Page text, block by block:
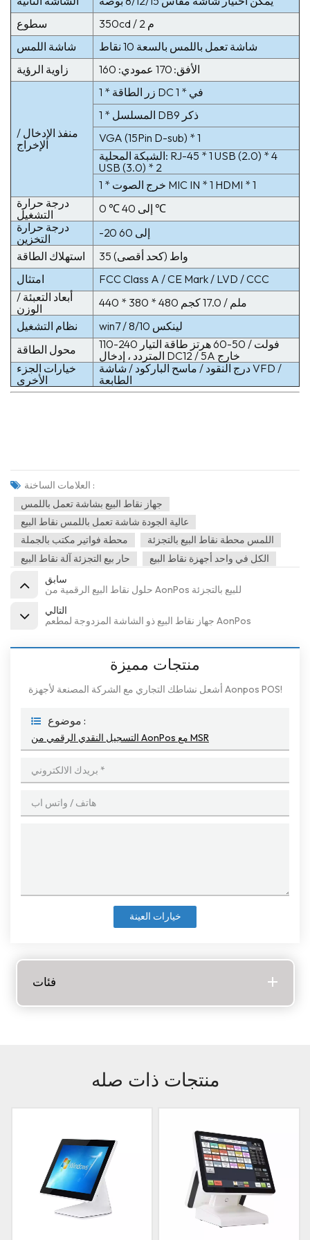
سطوع
350cd / م 2
شاشة اللمس
شاشة تعمل باللمس بالسعة 10 نقاط
زاوية الرؤية
الأفق: 170 عمودي: 160
منفذ الإدخال /
الإخراج
1 * زر الطاقة DC في * 1
المسلسل * 1 DB9 ذكر
VGA (15Pin D-sub) * 1
الشبكة المحلية: RJ-45 * 1 USB (2.0) * 4
USB (3.0) * 2
خرج الصوت * 1 MIC IN * 1 HDMI * 1
درجة حرارة
التشغيل
0 ℃ إلى 40 ℃
درجة حرارة
التخزين
-20 إلى 60
استهلاك الطاقة
35 واط (كحد أقصى)
امتثال
FCC Class A / CE Mark / LVD / CCC
أبعاد التعبئة /
الوزن
440 * 380 * 480 ملم / 17.0 كجم
نظام التشغيل
win7 / 8/10 لينكس
محول الطاقة
110-240 فولت / 50-60 هرتز طاقة التيار
المتردد ، إدخال DC12 / 5A خارج
خيارات الجزء
الأخرى
درج النقود / ماسح الباركود / شاشة VFD /
الطابعة
العلامات الساخنة :
جهاز نقاط البيع بشاشة تعمل باللمس
عالية الجودة شاشة تعمل باللمس نقاط البيع
محطة فواتير مكتب بالجملة
اللمس محطة نقاط البيع بالتجزئة
حار بيع التجزئة آلة نقاط البيع
الكل في واحد أجهزة نقاط البيع
سابق
حلول نقاط البيع الرقمية من AonPos للبيع بالتجزئة
التالي
جهاز نقاط البيع ذو الشاشة المزدوجة لمطعم AonPos
منتجات مميزة
أشعل نشاطك التجاري مع الشركة المصنعة لأجهزة Aonpos POS!
موضوع :
التسجيل النقدي الرقمي من AonPos مع MSR
خيارات العينة
فئات
منتجات ذات صله